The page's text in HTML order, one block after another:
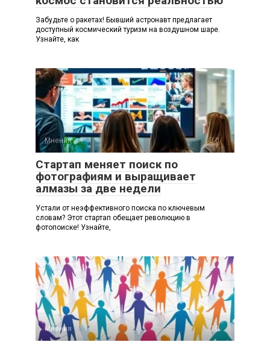
Забудьте о ракетах! Бывший астронавт предлагает
доступный космический туризм на воздушном шаре.
Узнайте, как
Мнения 0
Стартап меняет поиск по
фотографиям и выращивает
алмазы за две недели
Устали от неэффективного поиска по ключевым
словам? Этот стартап обещает революцию в
фотопоиске! Узнайте,
Мнения 0